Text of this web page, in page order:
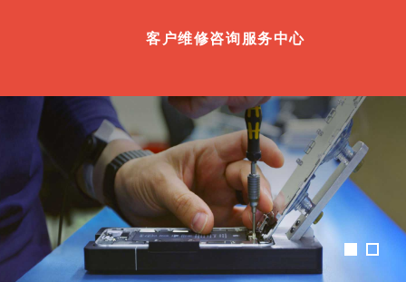
客户维修咨询服务中心